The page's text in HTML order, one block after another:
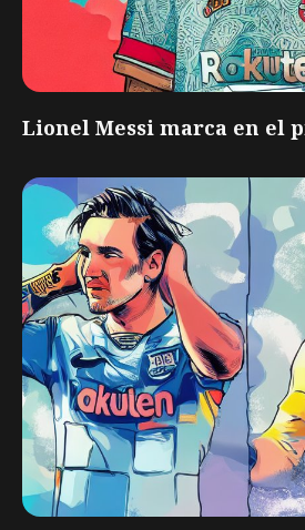
Lionel Messi marca en el